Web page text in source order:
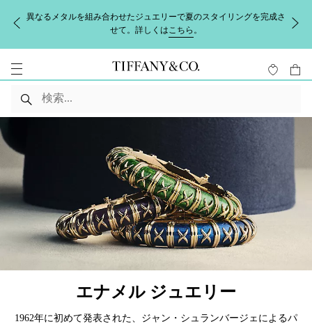
異なるメタルを組み合わせたジュエリーで夏のスタイリングを完成さ
せて。詳しくはこちら 。
エナメル ジュエリー
1962年に初めて発表された、ジャン・シュランバージェによるパ